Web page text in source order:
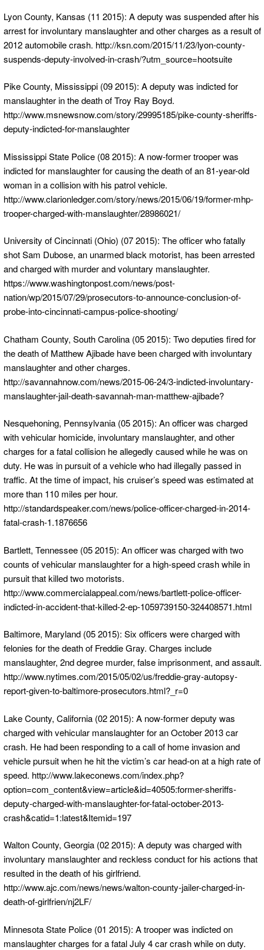
Lyon County, Kansas (11 2015): A deputy was suspended after his
arrest for involuntary manslaughter and other charges as a result of
2012 automobile crash. http://ksn.com/2015/11/23/lyon-county-
suspends-deputy-involved-in-crash/?utm_source=hootsuite
Pike County, Mississippi (09 2015): A deputy was indicted for
manslaughter in the death of Troy Ray Boyd.
http://www.msnewsnow.com/story/29995185/pike-county-sheriffs-
deputy-indicted-for-manslaughter
Mississippi State Police (08 2015): A now-former trooper was
indicted for manslaughter for causing the death of an 81-year-old
woman in a collision with his patrol vehicle.
http://www.clarionledger.com/story/news/2015/06/19/former-mhp-
trooper-charged-with-manslaughter/28986021/
University of Cincinnati (Ohio) (07 2015): The officer who fatally
shot Sam Dubose, an unarmed black motorist, has been arrested
and charged with murder and voluntary manslaughter.
https://www.washingtonpost.com/news/post-
nation/wp/2015/07/29/prosecutors-to-announce-conclusion-of-
probe-into-cincinnati-campus-police-shooting/
Chatham County, South Carolina (05 2015): Two deputies fired for
the death of Matthew Ajibade have been charged with involuntary
manslaughter and other charges.
http://savannahnow.com/news/2015-06-24/3-indicted-involuntary-
manslaughter-jail-death-savannah-man-matthew-ajibade?
Nesquehoning, Pennsylvania (05 2015): An officer was charged
with vehicular homicide, involuntary manslaughter, and other
charges for a fatal collision he allegedly caused while he was on
duty. He was in pursuit of a vehicle who had illegally passed in
traffic. At the time of impact, his cruiser’s speed was estimated at
more than 110 miles per hour.
http://standardspeaker.com/news/police-officer-charged-in-2014-
fatal-crash-1.1876656
Bartlett, Tennessee (05 2015): An officer was charged with two
counts of vehicular manslaughter for a high-speed crash while in
pursuit that killed two motorists.
http://www.commercialappeal.com/news/bartlett-police-officer-
indicted-in-accident-that-killed-2-ep-1059739150-324408571.html
Baltimore, Maryland (05 2015): Six officers were charged with
felonies for the death of Freddie Gray. Charges include
manslaughter, 2nd degree murder, false imprisonment, and assault.
http://www.nytimes.com/2015/05/02/us/freddie-gray-autopsy-
report-given-to-baltimore-prosecutors.html?_r=0
Lake County, California (02 2015): A now-former deputy was
charged with vehicular manslaughter for an October 2013 car
crash. He had been responding to a call of home invasion and
vehicle pursuit when he hit the victim’s car head-on at a high rate of
speed. http://www.lakeconews.com/index.php?
option=com_content&view=article&id=40505:former-sheriffs-
deputy-charged-with-manslaughter-for-fatal-october-2013-
crash&catid=1:latest&Itemid=197
Walton County, Georgia (02 2015): A deputy was charged with
involuntary manslaughter and reckless conduct for his actions that
resulted in the death of his girlfriend.
http://www.ajc.com/news/news/walton-county-jailer-charged-in-
death-of-girlfrien/nj2LF/
Minnesota State Police (01 2015): A trooper was indicted on
manslaughter charges for a fatal July 4 car crash while on duty.